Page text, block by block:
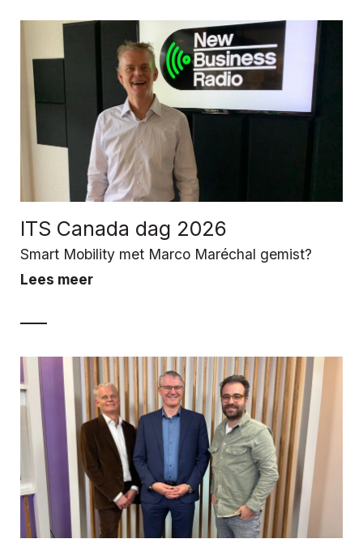
ITS Canada dag 2026
Smart Mobility met Marco Maréchal gemist?
Lees meer